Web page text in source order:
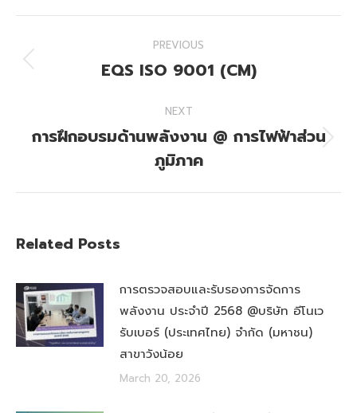
Facebook
X
navigation
PREVIOUS
Previous
EQS ISO 9001 (CM)
NEXT
Next
post:
การฝึกอบรมด้านพลังงาน @ การไฟฟ้าส่วน
ภูมิภาค
Related Posts
การตรวจสอบและรับรองการจัดการ
พลังงาน ประจำปี 2568 @บริษัท อีโนเว
รับเบอร์ (ประเทศไทย) จำกัด (มหาชน)
สาขาวังน้อย
March 20, 2026